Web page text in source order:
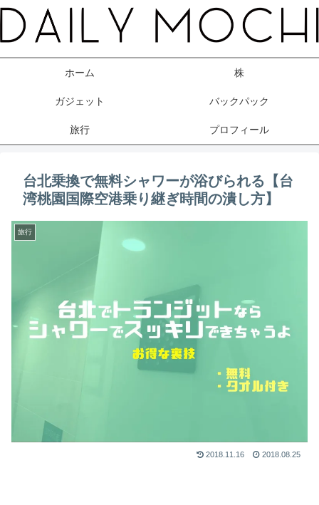
ホーム 株
ガジェット バックパック
旅行 プロフィール
台北乗換で無料シャワーが浴びられる【台
湾桃園国際空港乗り継ぎ時間の潰し方】
旅行
2018.11.16 2018.08.25